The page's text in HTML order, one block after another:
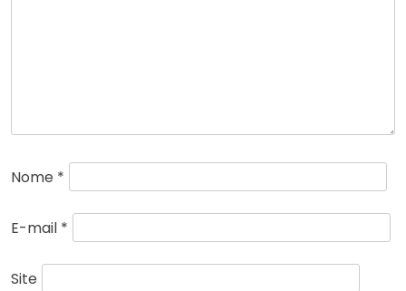
Nome *
E-mail *
Site